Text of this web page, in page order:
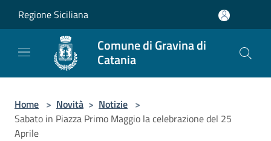
Regione Siciliana
Comune di Gravina di
Catania
Home > Novità > Notizie >
Sabato in Piazza Primo Maggio la celebrazione del 25
Aprile